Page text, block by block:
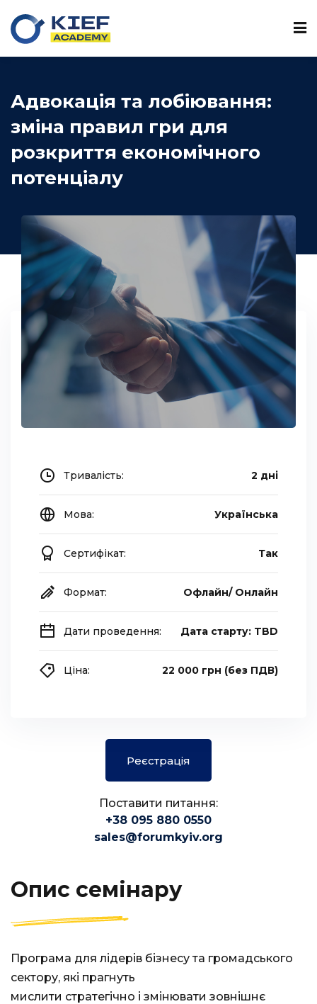
Адвокація та лобіювання:
зміна правил гри для
розкриття економічного
потенціалу
Опис семінару
Програма для лідерів бізнесу та громадського
сектору, які прагнуть
мислити стратегічно і змінювати зовнішнє
Тривалість: 2 дні
Мова: Українська
Сертифікат: Так
Формат: Офлайн/ Онлайн
Дати проведення: Дата старту: TBD
Ціна: 22 000 грн (без ПДВ)
Реєстрація
Поставити питання:
+38 095 880 0550
sales@forumkyiv.org
Sign in
Don’t have an account?Sign up
Remember me Lost your password?